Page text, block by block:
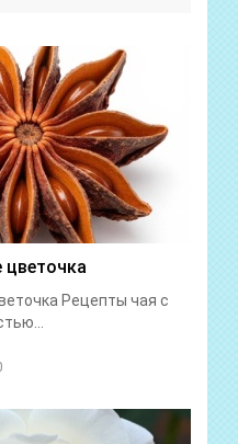
цветочка
Рецепты чая с